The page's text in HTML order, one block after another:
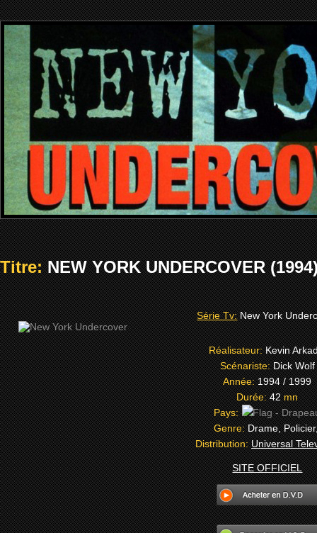
Titre:NEW YORK UNDERCOVER
Série Tv: New York
Réalisateur:Kevin
Scénariste:Dick Wolf
Année:1994 / 1999
Durée:42mn
Pays:
Genre:Drame,
Distribution:Universal
SITE OFFICIEL